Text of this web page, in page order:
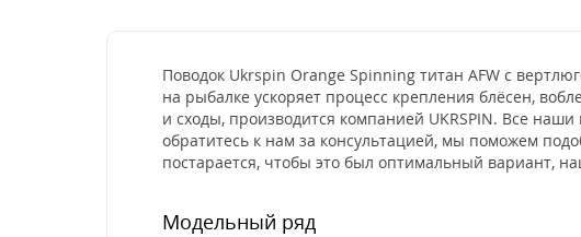
Поводок Ukrspin Orange Spinning титан AFW с
на рыбалке ускоряет процесс крепления блёсен,
и сходы, производится компанией UKRSPIN. Все
обратитесь к нам за консультацией, мы поможем
постарается, чтобы это был оптимальный вариант,
Модельный ряд